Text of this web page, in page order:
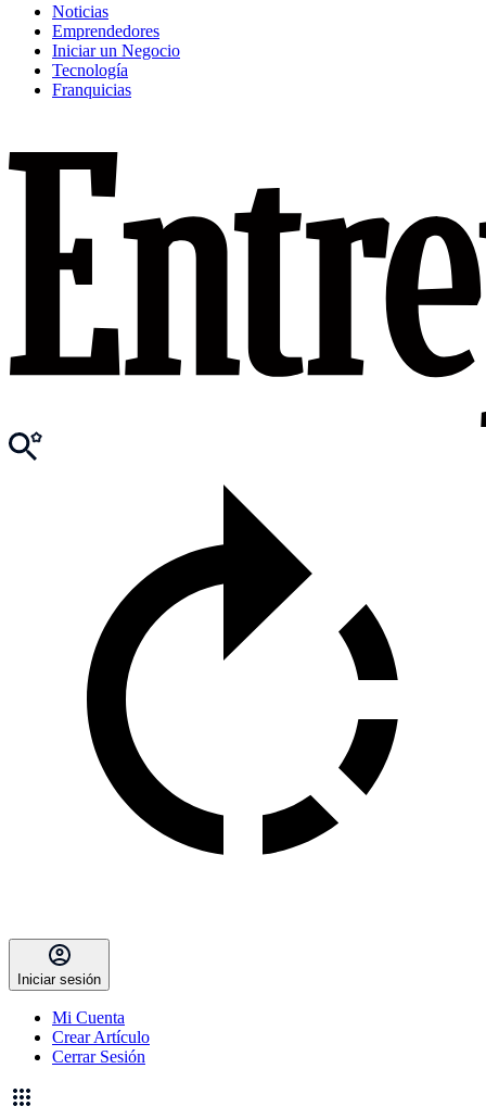
Noticias
Emprendedores
Iniciar un Negocio
Tecnología
Franquicias
Iniciar sesión
Mi Cuenta
Crear Artículo
Cerrar Sesión